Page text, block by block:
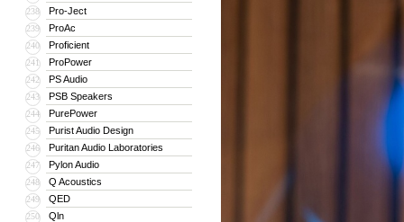
238 Pro-Ject
239 ProAc
240 Proficient
241 ProPower
242 PS Audio
243 PSB Speakers
244 PurePower
245 Purist Audio Design
246 Puritan Audio Laboratories
247 Pylon Audio
248 Q Acoustics
249 QED
250 Qln